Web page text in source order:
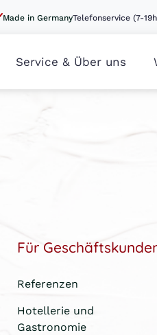
Made in GermanyTelefonservice (7-
Service & Über uns
Für
Referenzen
Hotellerie und
Gastronomie